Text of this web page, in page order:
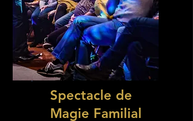
Spectacle de
Magie Familial